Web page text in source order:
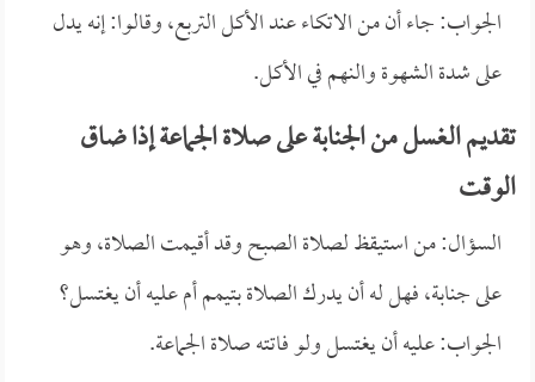
الجواب: جاء أن من الاتكاء عند الأكل التربع، وقالوا: إنه يدل
على شدة الشهوة والنهم في الأكل.
تقديم الغسل من الجنابة على صلاة الجماعة إذا ضاق
الوقت
السؤال: من استيقظ لصلاة الصبح وقد أقيمت الصلاة، وهو
على جنابة، فهل له أن يدرك الصلاة بتيمم أم عليه أن يغتسل؟
الجواب: عليه أن يغتسل ولو فاتته صلاة الجماعة.